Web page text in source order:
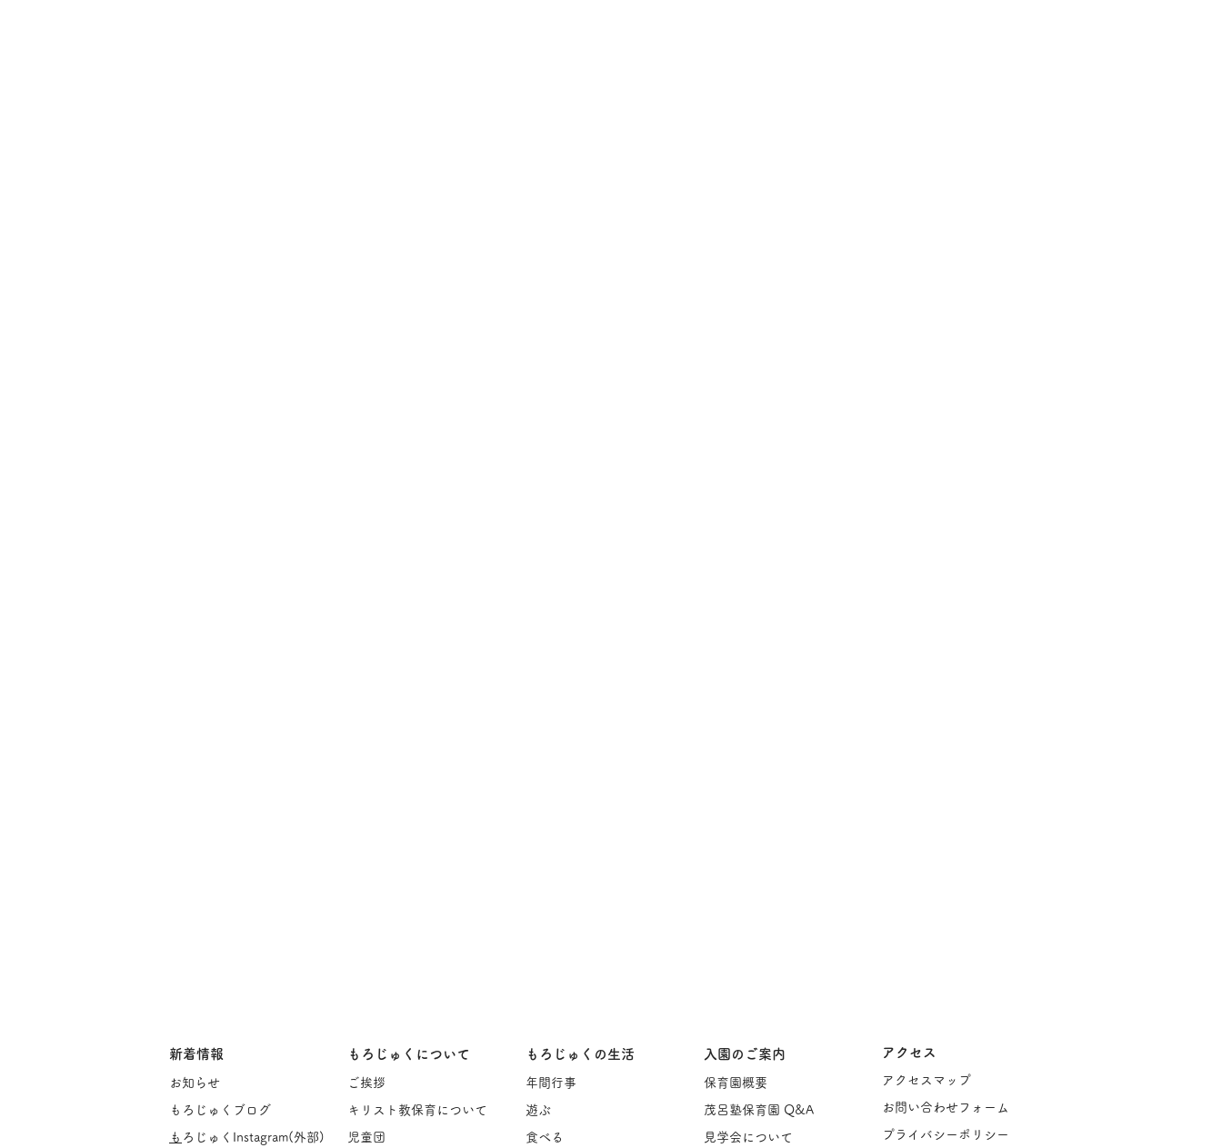
新着情報
お知らせ
もろじゅくブログ
​ もろじゅくInstagram( 外部)
もろじゅくについて
ご挨拶
キリスト教保育について
児童団
もろじゅくの生活
年間行事
遊ぶ
食べる
入園のご案内
保育園概要
茂呂塾保育園 Q&A
見学会について
アクセス
アクセスマップ
お問い合わせフォーム
プライバシーポリシー